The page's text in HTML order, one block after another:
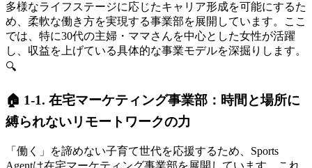
多様なライフステージに応じたキャリア形成を可能にするた
め、柔軟な働き方を実現する事業部を展開しています。ここ
では、特に30代の主婦・ママさんを中心とした女性が活躍
し、収益を上げている具体的な事業モデルを深掘りします。
🔍
🏠 1-1. 在宅マーケティング事業部：時間と場所に
縛られないリモートワークの力
「働く」を諦めない子育て世代を応援するため、Sports
Agentは在宅マーケティング事業部を展開しています。これ